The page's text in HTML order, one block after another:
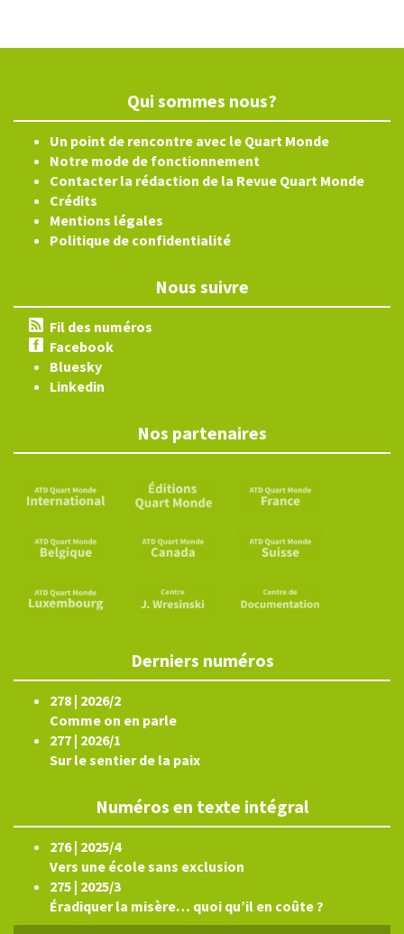
Qui sommes nous?
Un point de rencontre avec le Quart Monde
Notre mode de fonctionnement
Contacter la rédaction de la Revue Quart Monde
Crédits
Mentions légales
Politique de confidentialité
Nous suivre
Fil des numéros
Facebook
Bluesky
Linkedin
Nos partenaires
Derniers numéros
278 | 2026/2
Comme on en parle
277 | 2026/1
Sur le sentier de la paix
Numéros en texte intégral
276 | 2025/4
Vers une école sans exclusion
275 | 2025/3
Éradiquer la misère… quoi qu’il en coûte ?